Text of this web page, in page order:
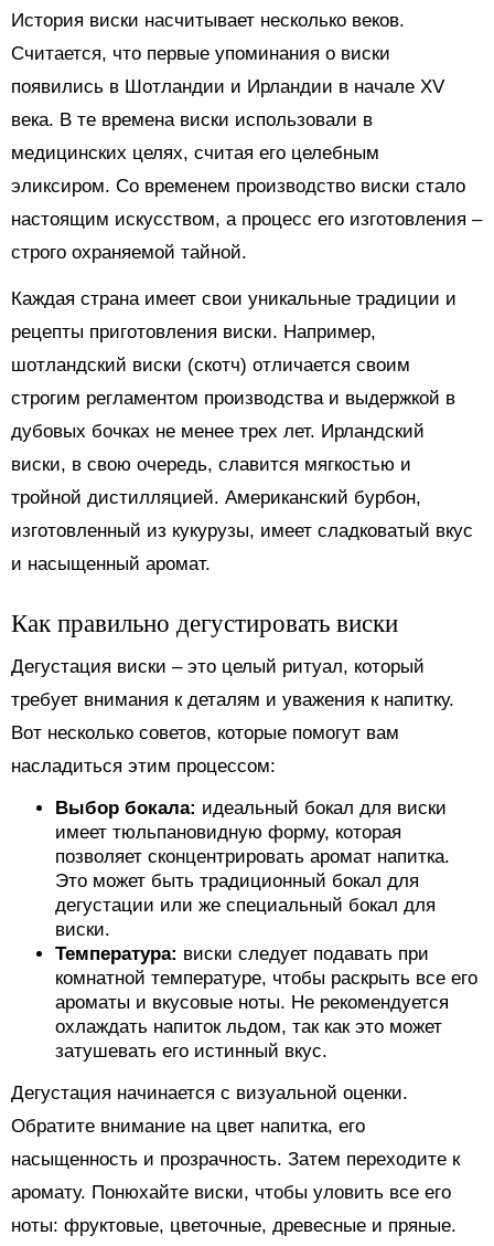
История виски насчитывает несколько веков.
Считается, что первые упоминания о виски
появились в Шотландии и Ирландии в начале XV
века. В те времена виски использовали в
медицинских целях, считая его целебным
эликсиром. Со временем производство виски стало
настоящим искусством, а процесс его изготовления –
строго охраняемой тайной.
Каждая страна имеет свои уникальные традиции и
рецепты приготовления виски. Например,
шотландский виски (скотч) отличается своим
строгим регламентом производства и выдержкой в
дубовых бочках не менее трех лет. Ирландский
виски, в свою очередь, славится мягкостью и
тройной дистилляцией. Американский бурбон,
изготовленный из кукурузы, имеет сладковатый вкус
и насыщенный аромат.
Как правильно дегустировать виски
Дегустация виски – это целый ритуал, который
требует внимания к деталям и уважения к напитку.
Вот несколько советов, которые помогут вам
насладиться этим процессом:
Выбор бокала: идеальный бокал для виски
имеет тюльпановидную форму, которая
позволяет сконцентрировать аромат напитка.
Это может быть традиционный бокал для
дегустации или же специальный бокал для
виски.
Температура: виски следует подавать при
комнатной температуре, чтобы раскрыть все его
ароматы и вкусовые ноты. Не рекомендуется
охлаждать напиток льдом, так как это может
затушевать его истинный вкус.
Дегустация начинается с визуальной оценки.
Обратите внимание на цвет напитка, его
насыщенность и прозрачность. Затем переходите к
аромату. Понюхайте виски, чтобы уловить все его
ноты: фруктовые, цветочные, древесные и пряные.